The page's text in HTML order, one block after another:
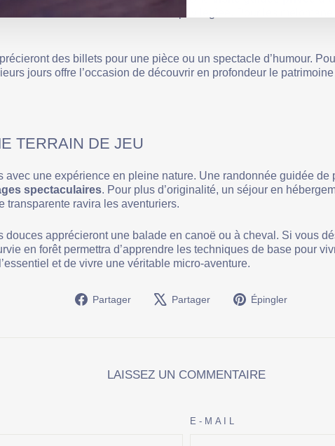
ses connaissances de manière privilégiée. Pour les
des billets pour une pièce ou un spectacle d’humour.
jours offre l’occasion de découvrir en profondeur le patrimoine
TERRAIN DE JEU
avec une expérience en pleine nature. Une randonnée guidée de
spectaculaires. Pour plus d’originalité, un séjour en
transparente ravira les aventuriers.
douces apprécieront une balade en canoë ou à cheval. Si vous
en forêt permettra d’apprendre les techniques de base pour
et de vivre une véritable micro-aventure.
Partager
PartagerPartager
TweeterÉpingler
LAISSEZ UN COMMENTAIRE
E-MAIL